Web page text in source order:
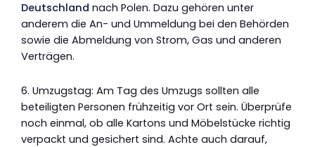
Deutschland nach Polen. Dazu gehören unter
anderem die An- und Ummeldung bei den Behörden
sowie die Abmeldung von Strom, Gas und anderen
Verträgen.
6. Umzugstag: Am Tag des Umzugs sollten alle
beteiligten Personen frühzeitig vor Ort sein. Überprüfe
noch einmal, ob alle Kartons und Möbelstücke richtig
verpackt und gesichert sind. Achte auch darauf,